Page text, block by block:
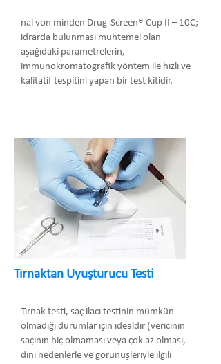
nal von minden Drug-Screen® Cup II – 10C;
idrarda bulunması muhtemel olan
aşağıdaki parametrelerin,
immunokromatografik yöntem ile hızlı ve
kalitatif tespitini yapan bir test kitidir.
Tırnaktan Uyuşturucu Testi
Tırnak testi, saç ilacı testinin mümkün
olmadığı durumlar için idealdir (vericinin
saçının hiç olmaması veya çok az olması,
dini nedenlerle ve görünüşleriyle ilgili